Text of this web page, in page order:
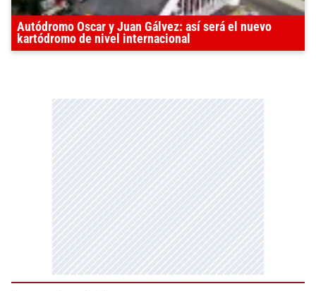
Autódromo Oscar y Juan Gálvez: así será el nuevo
kartódromo de nivel internacional